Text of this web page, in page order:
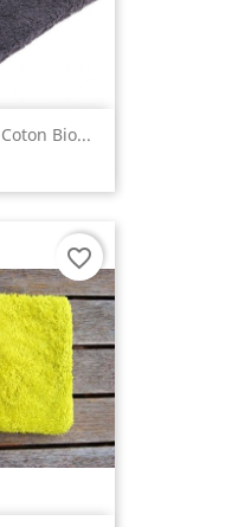
Bio...
favorite_border